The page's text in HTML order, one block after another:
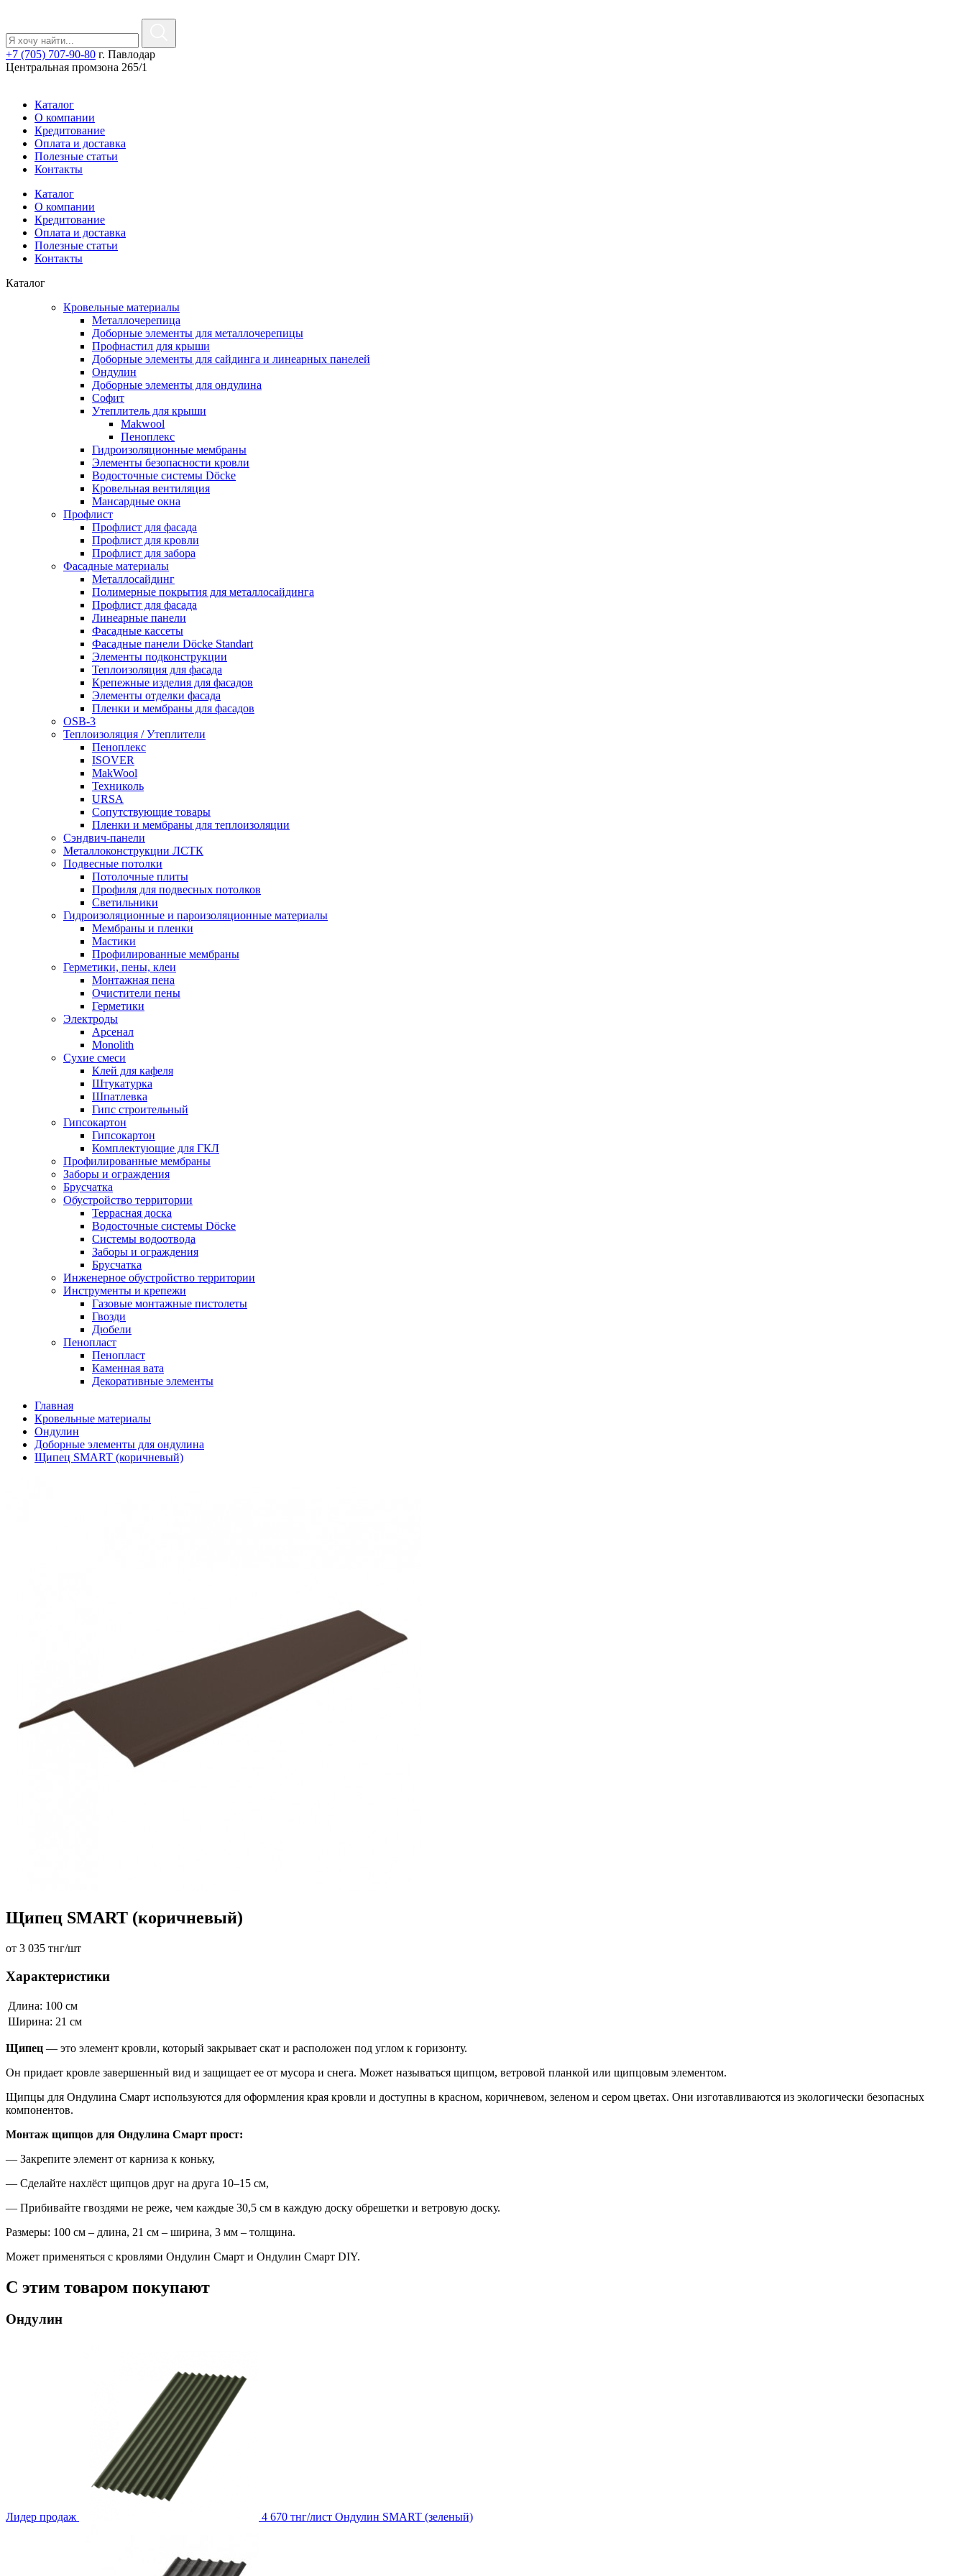
+7 (705) 707-90-80 г. Павлодар
Центральная промзона 265/1
Каталог
О компании
Кредитование
Оплата и доставка
Полезные статьи
Контакты
Каталог
О компании
Кредитование
Оплата и доставка
Полезные статьи
Контакты
Каталог
Кровельные материалы
Металлочерепица
Доборные элементы для металлочерепицы
Профнастил для крыши
Доборные элементы для сайдинга и линеарных панелей
Ондулин
Доборные элементы для ондулина
Софит
Утеплитель для крыши
Makwool
Пеноплекс
Гидроизоляционные мембраны
Элементы безопасности кровли
Водосточные системы Döcke
Кровельная вентиляция
Мансардные окна
Профлист
Профлист для фасада
Профлист для кровли
Профлист для забора
Фасадные материалы
Металлосайдинг
Полимерные покрытия для металлосайдинга
Профлист для фасада
Линеарные панели
Фасадные кассеты
Фасадные панели Döcke Standart
Элементы подконструкции
Теплоизоляция для фасада
Крепежные изделия для фасадов
Элементы отделки фасада
Пленки и мембраны для фасадов
OSB-3
Теплоизоляция / Утеплители
Пеноплекс
ISOVER
MakWool
Техниколь
URSA
Сопутствующие товары
Пленки и мембраны для теплоизоляции
Сэндвич-панели
Металлоконструкции ЛСТК
Подвесные потолки
Потолочные плиты
Профиля для подвесных потолков
Светильники
Гидроизоляционные и пароизоляционные материалы
Мембраны и пленки
Мастики
Профилированные мембраны
Герметики, пены, клеи
Монтажная пена
Очистители пены
Герметики
Электроды
Арсенал
Monolith
Сухие смеси
Клей для кафеля
Штукатурка
Шпатлевка
Гипс строительный
Гипсокартон
Гипсокартон
Комплектующие для ГКЛ
Профилированные мембраны
Заборы и ограждения
Брусчатка
Обустройство территории
Террасная доска
Водосточные системы Döcke
Системы водоотвода
Заборы и ограждения
Брусчатка
Инженерное обустройство территории
Инструменты и крепежи
Газовые монтажные пистолеты
Гвозди
Дюбели
Пенопласт
Пенопласт
Каменная вата
Декоративные элементы
Главная
Кровельные материалы
Ондулин
Доборные элементы для ондулина
Щипец SMART (коричневый)
Щипец SMART (коричневый)
от 3 035 тнг/шт
Характеристики
Длина: 100 см
Ширина: 21 см
Щипец — это элемент кровли, который закрывает скат и расположен под углом к горизонту.
Он придает кровле завершенный вид и защищает ее от мусора и снега. Может называться щипцом, ветровой планкой или щипцовым элементом.
Щипцы для Ондулина Смарт используются для оформления края кровли и доступны в красном, коричневом, зеленом и сером цветах. Они изготавливаются из экологически безопасных
компонентов.
Монтаж щипцов для Ондулина Смарт прост:
— Закрепите элемент от карниза к коньку,
— Сделайте нахлёст щипцов друг на друга 10–15 см,
— Прибивайте гвоздями не реже, чем каждые 30,5 см в каждую доску обрешетки и ветровую доску.
Размеры: 100 см – длина, 21 см – ширина, 3 мм – толщина.
Может применяться с кровлями Ондулин Смарт и Ондулин Смарт DIY.
С этим товаром покупают
Ондулин
Лидер продаж 4 670 тнг/лист Ондулин SMART (зеленый)